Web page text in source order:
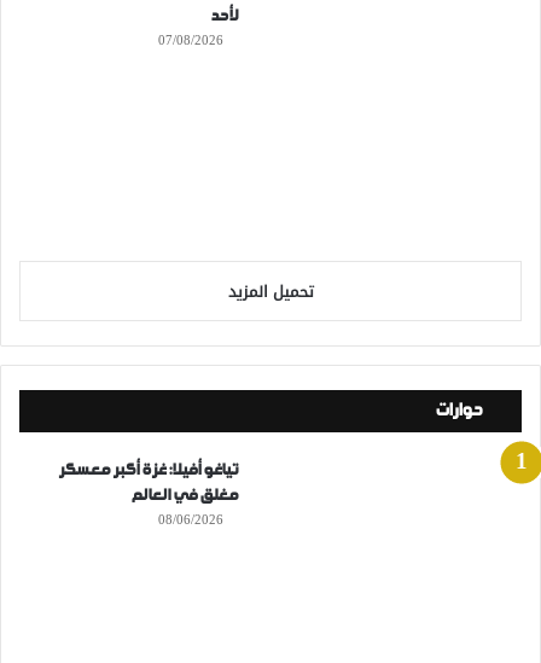
لأحد
07/08/2026
تحميل المزيد
حوارات
تياغو أفيلا: غزة أكبر معسكر
مغلق في العالم
08/06/2026